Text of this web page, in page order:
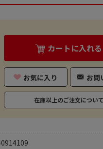
カートに入れる
お気に入り お問
在庫以上のご注文について